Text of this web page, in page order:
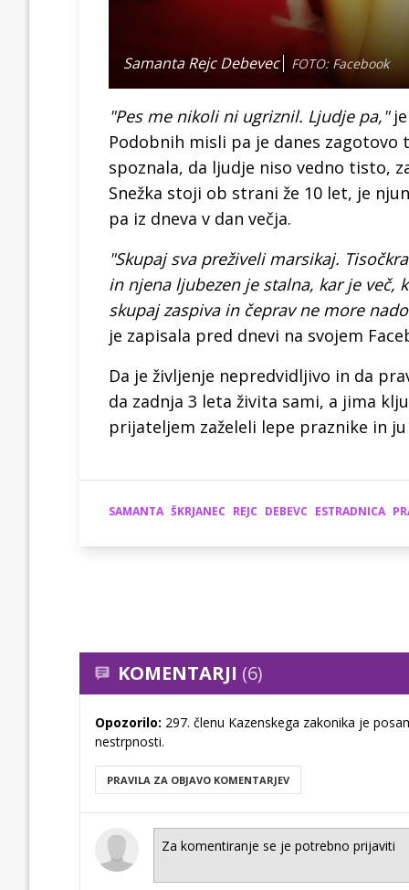
Samanta Rejc Debevec FOTO: Facebook
"Pes me nikoli ni ugriznil. Ljudje pa,"je
Podobnih misli pa je danes
spoznala, da ljudje niso vedno tisto,
Snežka stoji ob strani že 10 let, je
pa iz dneva v dan večja.
"Skupaj sva preživeli marsikaj.
in njena ljubezen je stalna, kar je več,
skupaj zaspiva in čeprav ne more
je zapisala pred dnevi na svojem
Da je življenje nepredvidljivo in da
da zadnja 3 leta živita sami, a jima
prijateljem zaželeli lepe praznike in
SAMANTA ŠKRJANEC REJC DEBEVC ESTRADNICA
KOMENTARJI (6)
Opozorilo: 297. členu Kazenskega zakonika je
nestrpnosti.
PRAVILA ZA OBJAVO KOMENTARJEV